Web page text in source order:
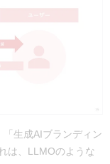
生成AIブランディン
は、LLMOのような